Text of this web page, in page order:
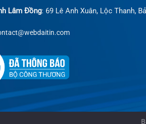
Lâm Đồng: 69 Lê Anh Xuân, Lộc Thanh,